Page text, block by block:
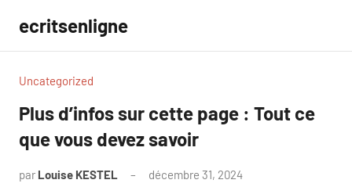
contenu
ecritsenligne
Uncategorized
Plus d’infos sur cette page : Tout ce
que vous devez savoir
par Louise KESTEL décembre 31, 2024